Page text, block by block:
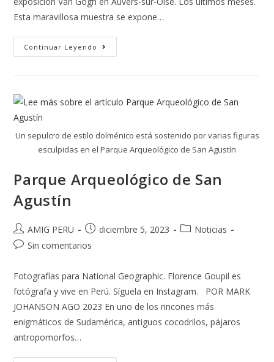
Esta maravillosa muestra se expone…
Continuar Leyendo
Un sepulcro de estilo dolménico está sostenido por varias figuras
esculpidas en el Parque Arqueológico de San Agustín
Parque Arqueológico de San
Agustín
AMIG PERU diciembre 5, 2023
Noticias
Sin comentarios
Fotografías para National Geographic. Florence Goupil es
fotógrafa y vive en Perú. Síguela en Instagram. POR MARK
JOHANSON AGO 2023 En uno de los rincones más
enigmáticos de Sudamérica, antiguos cocodrilos, pájaros
antropomorfos…